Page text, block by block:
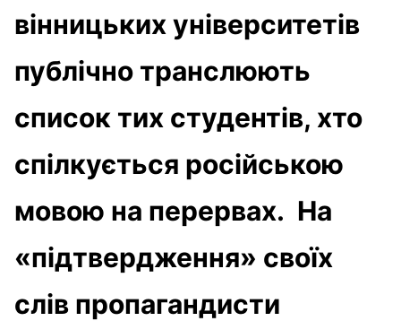
вінницьких університетів
публічно транслюють
список тих студентів, хто
спілкується російською
мовою на перервах. На
«підтвердження» своїх
слів пропагандисти